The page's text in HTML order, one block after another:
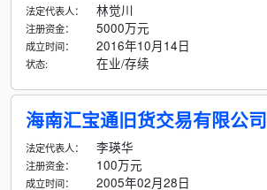
法定代表人： 林觉川
注册资金： 5000万元
成立时间： 2016年10月14日
状态: 在业/存续
海南汇宝通旧货交易有限公司
法定代表人： 李瑛华
注册资金： 100万元
成立时间： 2005年02月28日